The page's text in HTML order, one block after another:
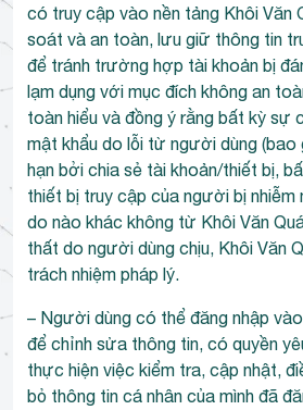
có truy cập vào nền tảng Khôi Văn
soát và an toàn, lưu giữ thông tin
để tránh trường hợp tài khoản bị
lạm dụng với mục đích không an
toàn hiểu và đồng ý rằng bất kỳ sự
mật khẩu do lỗi từ người dùng (bao
hạn bởi chia sẻ tài khoản/thiết bị,
thiết bị truy cập của người bị nhiễm
do nào khác không từ Khôi Văn
thất do người dùng chịu, Khôi Văn
trách nhiệm pháp lý.
– Người dùng có thể đăng nhập
để chỉnh sửa thông tin, có quyền
thực hiện việc kiểm tra, cập nhật,
bỏ thông tin cá nhân của mình đã